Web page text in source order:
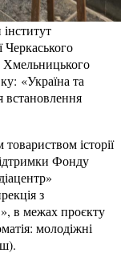
Черкаського
Хмельницького
«Україна та
встановлення
історії
Фонду
з
в межах проєкту
молодіжні